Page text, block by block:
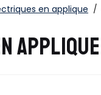
en applique /
APPLIQUE